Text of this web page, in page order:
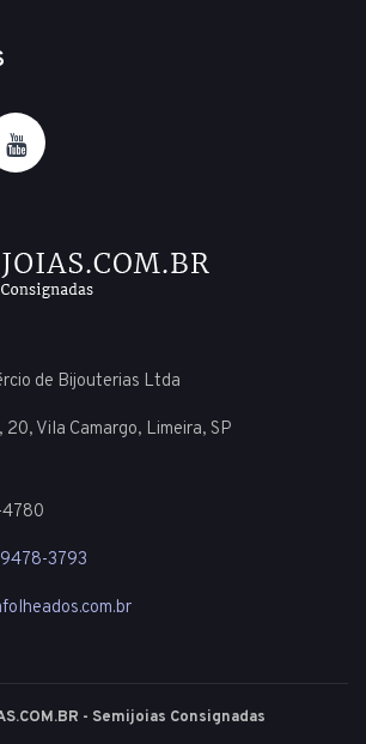
de Bijouterias Ltda
20, Vila Camargo, Limeira, SP
4780
3793
- Semijoias Consignadas